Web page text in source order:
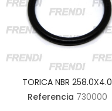
TORICA NBR 258.0X4.0
Referencia 730000